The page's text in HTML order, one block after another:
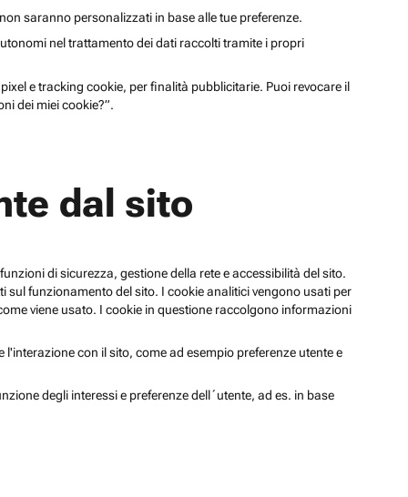
saranno personalizzati in base alle tue preferenze.
nel trattamento dei dati raccolti tramite i propri
e tracking cookie, per finalità pubblicitarie. Puoi revocare il
dei miei cookie?”.
dal sito
di sicurezza, gestione della rete e accessibilità del sito.
funzionamento del sito. I cookie analitici vengono usati per
viene usato. I cookie in questione raccolgono informazioni
con il sito, come ad esempio preferenze utente e
degli interessi e preferenze dell´utente, ad es. in base